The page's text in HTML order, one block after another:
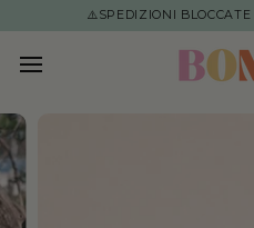
al
⚠️SPEDIZIONI BLOCCATE